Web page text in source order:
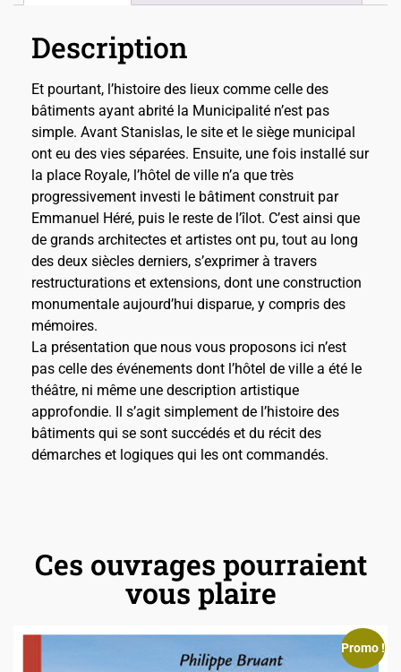
Description
Et pourtant, l’histoire des lieux comme celle des
bâtiments ayant abrité la Municipalité n’est pas
simple. Avant Stanislas, le site et le siège municipal
ont eu des vies séparées. Ensuite, une fois installé sur
la place Royale, l’hôtel de ville n’a que très
progressivement investi le bâtiment construit par
Emmanuel Héré, puis le reste de l’îlot. C’est ainsi que
de grands architectes et artistes ont pu, tout au long
des deux siècles derniers, s’exprimer à travers
restructurations et extensions, dont une construction
monumentale aujourd’hui disparue, y compris des
mémoires.
La présentation que nous vous proposons ici n’est
pas celle des événements dont l’hôtel de ville a été le
théâtre, ni même une description artistique
approfondie. Il s’agit simplement de l’histoire des
bâtiments qui se sont succédés et du récit des
démarches et logiques qui les ont commandés.
Ces ouvrages pourraient
vous plaire
Promo !